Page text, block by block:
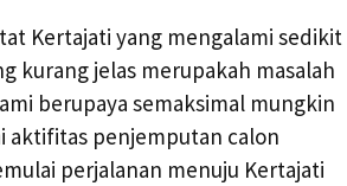
Kertajati yang mengalami sedikit
kurang jelas merupakah masalah
berupaya semaksimal mungkin
aktifitas penjemputan calon
perjalanan menuju Kertajati